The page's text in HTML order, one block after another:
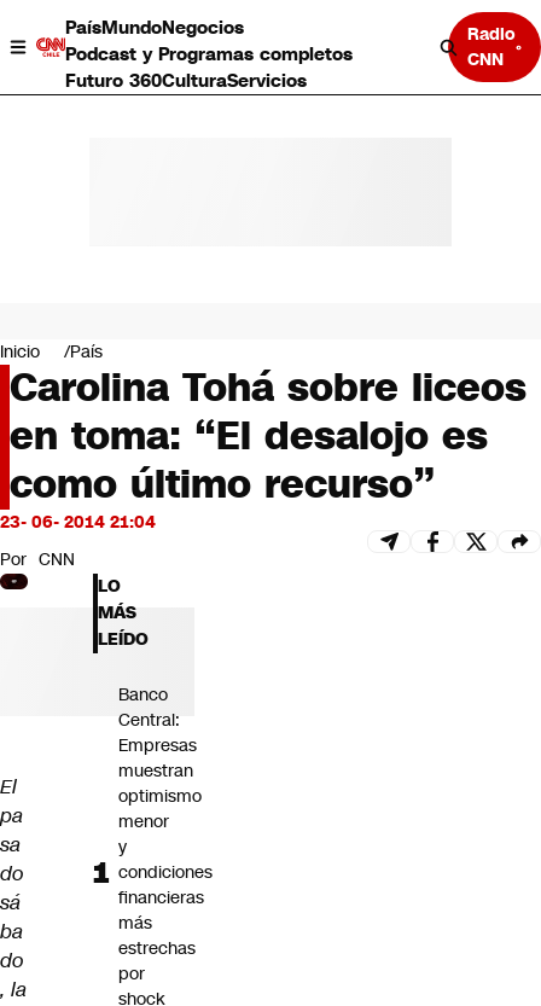
PaísMundoNegocios
Podcast y Programas completos
Futuro 360CulturaServicios
Radio
CNN
Negocios
Deportes
Programas completos
Cultura
Servicios
Bits
CNN tiempo
Futuro 360
Opinión
Inicio País
Carolina Tohá sobre liceos
en toma: “El desalojo es
como último recurso”
23- 06- 2014 21:04
Por CNN
El
pa
sa
do
sá
ba
do
, la
LO
MÁS
LEÍDO
Banco
Central:
Empresas
muestran
optimismo
menor
y
condiciones
financieras
más
estrechas
por
shock